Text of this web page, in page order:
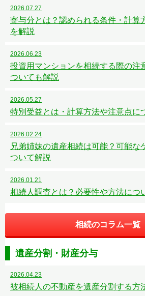
2026.07.27
寄与分とは？認められる条件・計算
を解説
2026.06.23
投資用マンションを相続する際の注
ついても解説
2026.05.27
特別受益とは・計算方法や注意点に
2026.02.24
兄弟姉妹の遺産相続は可能？可能な
ついて解説
2026.01.21
相続人調査とは？必要性や方法につ
相続のコラム一覧
遺産分割・財産分与
2026.04.23
被相続人の不動産を遺産分割する方